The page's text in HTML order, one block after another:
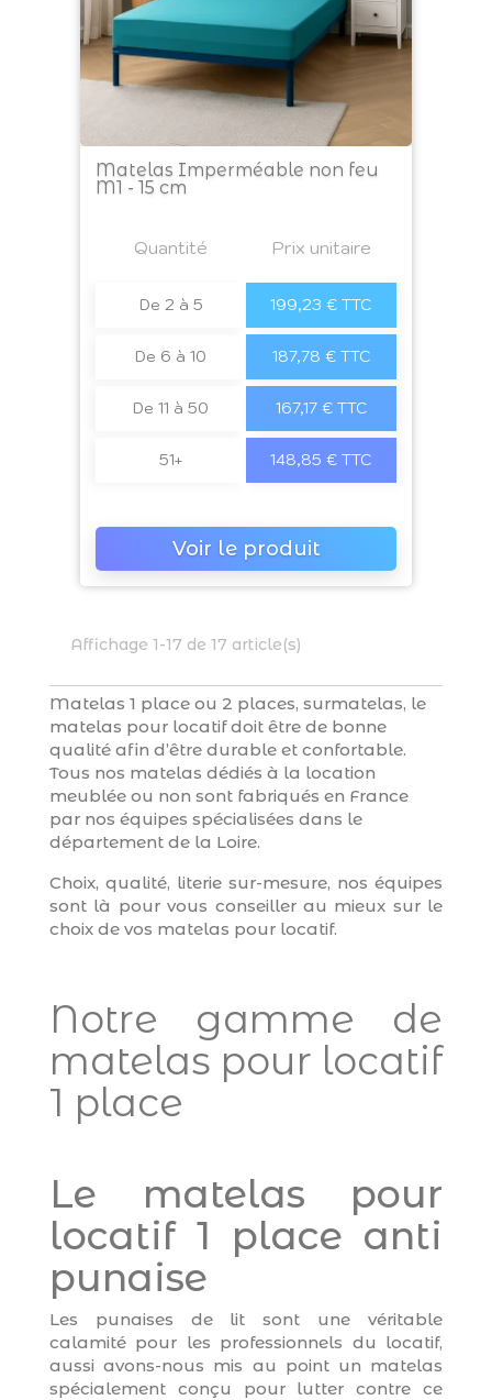
Matelas Imperméable non feu
M1 - 15 cm
Quantité Prix unitaire
De 2 à 5 199,23 € TTC
De 6 à 10 187,78 € TTC
De 11 à 50 167,17 € TTC
51+ 148,85 € TTC
Voir le produit
Affichage 1-17 de 17 article(s)
Matelas 1 place ou 2 places, surmatelas, le
matelas pour locatif doit être de bonne
qualité afin d’être durable et confortable.
Tous nos matelas dédiés à la location
meublée ou non sont fabriqués en France
par nos équipes spécialisées dans le
département de la Loire.
Choix, qualité, literie sur-mesure, nos équipes
sont là pour vous conseiller au mieux sur le
choix de vos matelas pour locatif.
Notre gamme de
matelas pour locatif
1 place
Le matelas pour
locatif 1 place anti
punaise
Les punaises de lit sont une véritable
calamité pour les professionnels du locatif,
aussi avons-nous mis au point un matelas
spécialement conçu pour lutter contre ce